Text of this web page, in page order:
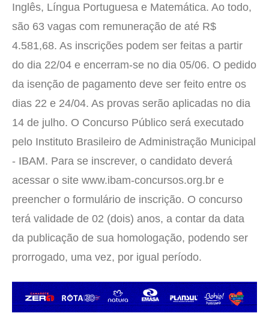
Inglês, Língua Portuguesa e Matemática. Ao todo,
são 63 vagas com remuneração de até R$
4.581,68. As inscrições podem ser feitas a partir
do dia 22/04 e encerram-se no dia 05/06. O pedido
da isenção de pagamento deve ser feito entre os
dias 22 e 24/04. As provas serão aplicadas no dia
14 de julho. O Concurso Público será executado
pelo Instituto Brasileiro de Administração Municipal
- IBAM. Para se inscrever, o candidato deverá
acessar o site www.ibam-concursos.org.br e
preencher o formulário de inscrição. O concurso
terá validade de 02 (dois) anos, a contar da data
da publicação de sua homologação, podendo ser
prorrogado, uma vez, por igual período.